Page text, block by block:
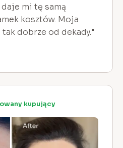
mi tę samą
kosztów. Moja
tak dobrze od dekady."
kupujący